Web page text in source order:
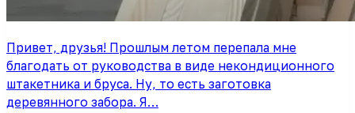
Привет, друзья! Прошлым летом перепала мне
благодать от руководства в виде некондиционного
штакетника и бруса. Ну, то есть заготовка
деревянного забора. Я…